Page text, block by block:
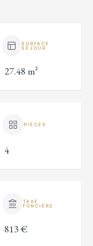
SURFACE
SÉJOUR
27.48 m²
PIÈCES
4
TAXE
FONCIÈRE
813 €